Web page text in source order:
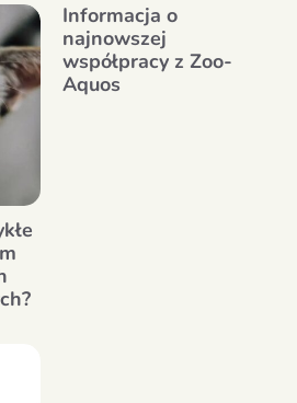
Informacja o
najnowszej
współpracy z Zoo-
Aquos